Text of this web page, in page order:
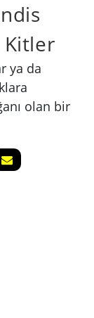
Kitler
ya da
olan bir